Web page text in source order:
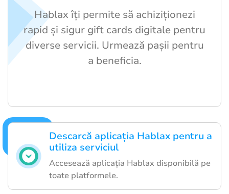
Descarcă aplicația Hablax pentru a
utiliza serviciul
Accesează aplicația Hablax disponibilă pe
toate platformele.
Hablax îți permite să achiziționezi
rapid și sigur gift cards digitale pentru
diverse servicii. Urmează pașii pentru
a beneficia.